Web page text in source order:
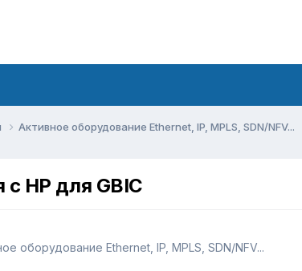
Активное оборудование Ethernet, IP, MPLS, SDN/NFV...
с НР для GBIC
оборудование Ethernet, IP, MPLS, SDN/NFV...